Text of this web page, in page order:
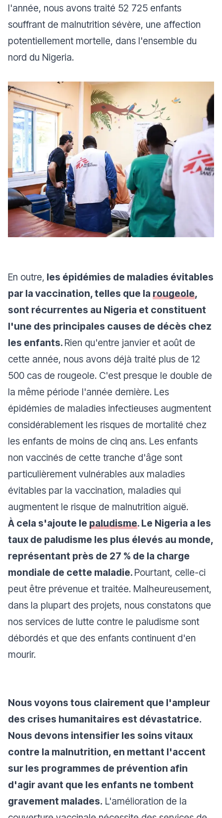
l'année, nous avons traité 52 725 enfants
souffrant de malnutrition sévère, une affection
potentiellement mortelle, dans l'ensemble du
nord du Nigeria.
En outre, les épidémies de maladies évitables
par la vaccination, telles que la rougeole,
sont récurrentes au Nigeria et constituent
l'une des principales causes de décès chez
les enfants. Rien qu'entre janvier et août de
cette année, nous avons déjà traité plus de 12
500 cas de rougeole. C'est presque le double de
la même période l'année dernière. Les
épidémies de maladies infectieuses augmentent
considérablement les risques de mortalité chez
les enfants de moins de cinq ans. Les enfants
non vaccinés de cette tranche d'âge sont
particulièrement vulnérables aux maladies
évitables par la vaccination, maladies qui
augmentent le risque de malnutrition aiguë.
À cela s'ajoute le paludisme. Le Nigeria a les
taux de paludisme les plus élevés au monde,
représentant près de 27 % de la charge
mondiale de cette maladie. Pourtant, celle-ci
peut être prévenue et traitée. Malheureusement,
dans la plupart des projets, nous constatons que
nos services de lutte contre le paludisme sont
débordés et que des enfants continuent d'en
mourir.
Nous voyons tous clairement que l'ampleur
des crises humanitaires est dévastatrice.
Nous devons intensifier les soins vitaux
contre la malnutrition, en mettant l'accent
sur les programmes de prévention afin
d'agir avant que les enfants ne tombent
gravement malades. L'amélioration de la